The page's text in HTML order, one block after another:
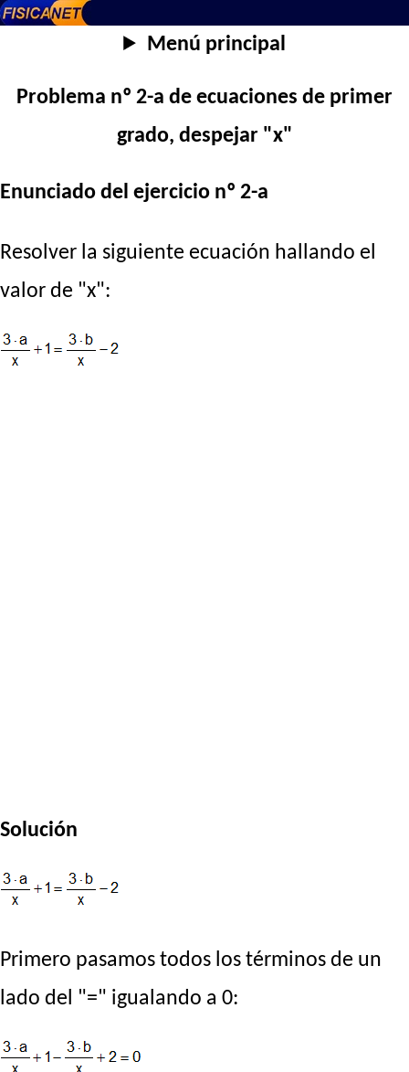
Menú principal
Problema nº 2-a de ecuaciones de primer
grado, despejar "x"
Enunciado del ejercicio nº 2-a
Resolver la siguiente ecuación hallando el
valor de "x":
Solución
Primero pasamos todos los términos de un
lado del "=" igualando a 0: